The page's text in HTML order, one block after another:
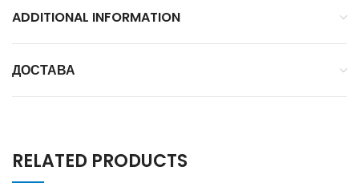
ADDITIONAL INFORMATION
ДОСТАВА
RELATED PRODUCTS